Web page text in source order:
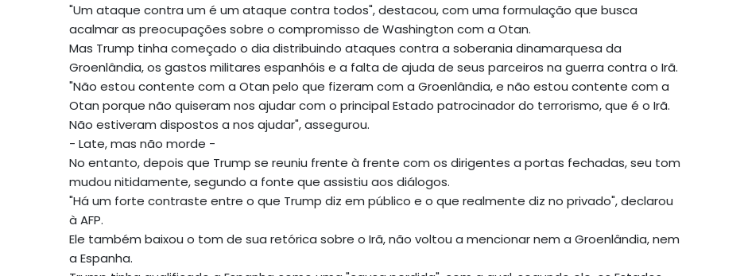
"Um ataque contra um é um ataque contra todos", destacou, com uma formulação que busca
acalmar as preocupações sobre o compromisso de Washington com a Otan.
Mas Trump tinha começado o dia distribuindo ataques contra a soberania dinamarquesa da
Groenlândia, os gastos militares espanhóis e a falta de ajuda de seus parceiros na guerra contra o Irã.
"Não estou contente com a Otan pelo que fizeram com a Groenlândia, e não estou contente com a
Otan porque não quiseram nos ajudar com o principal Estado patrocinador do terrorismo, que é o Irã.
Não estiveram dispostos a nos ajudar", assegurou.
- Late, mas não morde -
No entanto, depois que Trump se reuniu frente à frente com os dirigentes a portas fechadas, seu tom
mudou nitidamente, segundo a fonte que assistiu aos diálogos.
"Há um forte contraste entre o que Trump diz em público e o que realmente diz no privado", declarou
à AFP.
Ele também baixou o tom de sua retórica sobre o Irã, não voltou a mencionar nem a Groenlândia, nem
a Espanha.